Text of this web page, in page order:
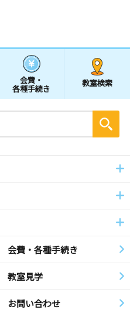
会費・
各種手続き
教室検索
会費・各種手続き
教室見学
お問い合わせ